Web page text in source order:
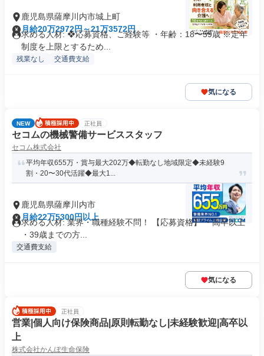
鹿児島県薩摩川内市城上町
月給20万2972円～21万3572円
求める人材: ❖応募資格、ご経験等 ・年齢：18〜59歳 ※定年
制度を上限とするため...
残業なし 交通費支給
気になる
NEW 正社員
セコムの機械警備サービススタッフ
セコム株式会社
平均年収655万・賞与最大202万◆転勤なし地域限定◆未経験9
割・20〜30代活躍◆最大1...
鹿児島県薩摩川内市
月給22万5300円以上
求める人材: 業界・職種経験不問！ 【応募資格】 ・高卒以上
・39歳までの方...
交通費支給
気になる
正社員
営業|個人向け保険商品|原則転勤なし|未経験歓迎|高卒以
上
株式会社かんぽ生命保険